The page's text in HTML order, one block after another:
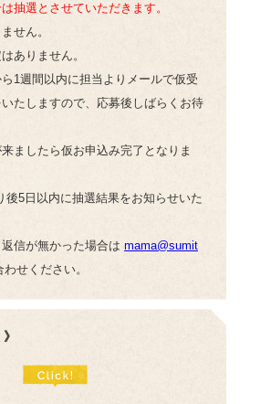
抽選とさせていただきます。
せん。
ありません。
1週間以内に担当よりメールで仮受
たしますので、応募後しばらくお待
ましたら仮お申込み完了となりま
5日以内に抽選結果をお知らせいた
信が無かった場合は mama@sumit
せください。